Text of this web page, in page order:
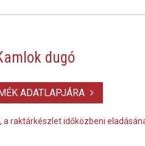
dugó
ADATLAPJÁRA
a raktárkészlet időközbeni